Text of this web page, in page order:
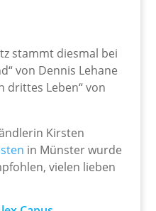
stammt diesmal bei
von Dennis Lehane
drittes Leben“ von
Kirsten
in Münster wurde
vielen lieben